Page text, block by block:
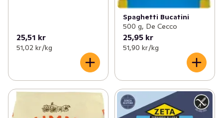
25,51 kr
51,02 kr /kg
Spaghetti Bucatini
500 g, De Cecco
25,95 kr
51,90 kr /kg